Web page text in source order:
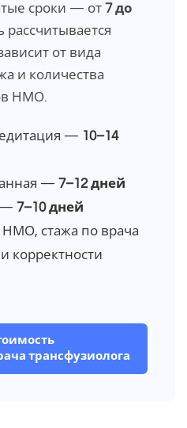
сроки — от 7 до
рассчитывается
от вида
и количества
НМО.
— 10–14
— 7–12 дней
— 7–10 дней
НМО, стажа по врача
корректности
трансфузиолога